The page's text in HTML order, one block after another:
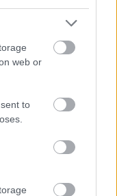
web or
to
isteni, friss
felvágottal vagy
ördögi tánca